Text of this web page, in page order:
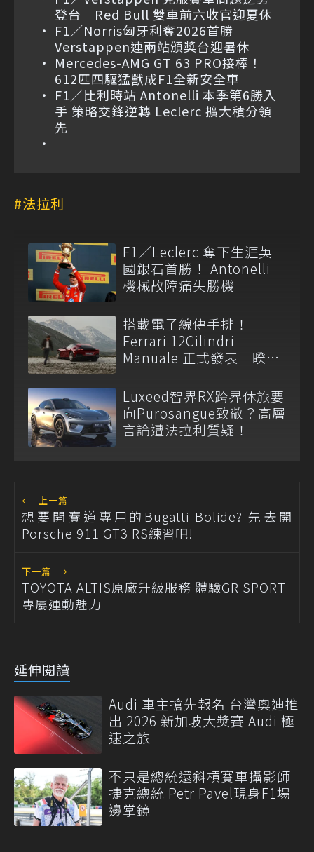
登台 Red Bull 雙車前六收官迎夏休
F1／Norris匈牙利奪2026首勝
Verstappen連兩站頒獎台迎暑休
Mercedes-AMG GT 63 PRO接棒！
612匹四驅猛獸成F1全新安全車
F1／比利時站 Antonelli 本季第6勝入
手 策略交鋒逆轉 Leclerc 擴大積分領
先
法拉利
F1／Leclerc 奪下生涯英
國銀石首勝！ Antonelli
機械故障痛失勝機
搭載電子線傳手排！
Ferrari 12Cilindri
Manuale 正式發表 睽違
Luxeed智界RX跨界休旅要
向Purosangue致敬？高層
言論遭法拉利質疑！
← 上一篇
想要開賽道專用的Bugatti Bolide? 先去開
Porsche 911 GT3 RS練習吧!
下一篇 →
TOYOTA ALTIS原廠升級服務 體驗GR SPORT
專屬運動魅力
延伸閱讀
Audi 車主搶先報名 台灣奧迪推
出 2026 新加坡大獎賽 Audi 極
速之旅
不只是總統還斜槓賽車攝影師
捷克總統 Petr Pavel現身F1場
邊掌鏡